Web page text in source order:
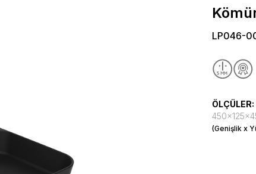
LP046-
ÖLÇÜLER:
(Genişlik x